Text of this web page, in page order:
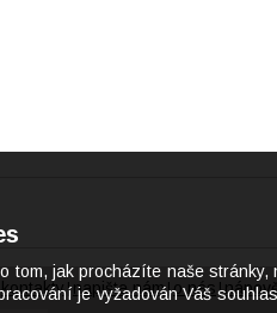
kontakty | napište nám |o nás |
jak procházíte naše
je vyžadován Váš